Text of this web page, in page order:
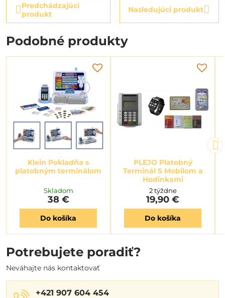
Predchádzajúci
produkt
Nasledujúci produkt
Podobné produkty
Klein Pokladňa s
platobným terminálom
Skladom
38 €
Do košíka
PLEJO Platobný
Terminál S Mobilom a
Hodinkami
2 týždne
19,90 €
Do košíka
Potrebujete poradiť?
Neváhajte nás kontaktovať
+421 907 604 454